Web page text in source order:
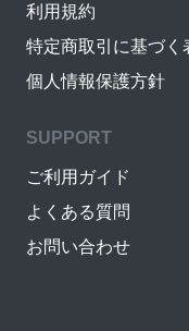
利用規約
特定商取引に基づく
個人情報保護方針
SUPPORT
ご利用ガイド
よくある質問
お問い合わせ